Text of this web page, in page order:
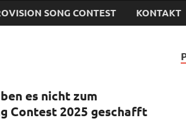
SONG CONTEST KONTAKT
es nicht zum
Contest 2025 geschafft